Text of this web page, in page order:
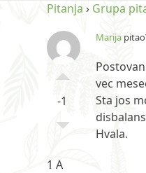
Pitanja › Grupa
-1
Marija
vec
Sta jos
Hvala.
1 A